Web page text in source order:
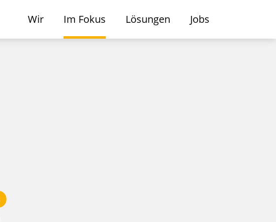
Wir Im Fokus Lösungen Jobs